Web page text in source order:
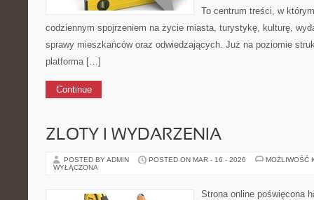
To centrum treści, w
codziennym spojrzeniem na życie miasta, turystykę, kulturę,
sprawy mieszkańców oraz odwiedzających. Już na poziomie
platforma […]
Continue
ZLOTY I WYDARZENIA
POSTED BY ADMIN POSTED ON MAR - 16 - 2026
MOŻLIWOŚĆ
WYŁĄCZONA
Strona online poświęcona